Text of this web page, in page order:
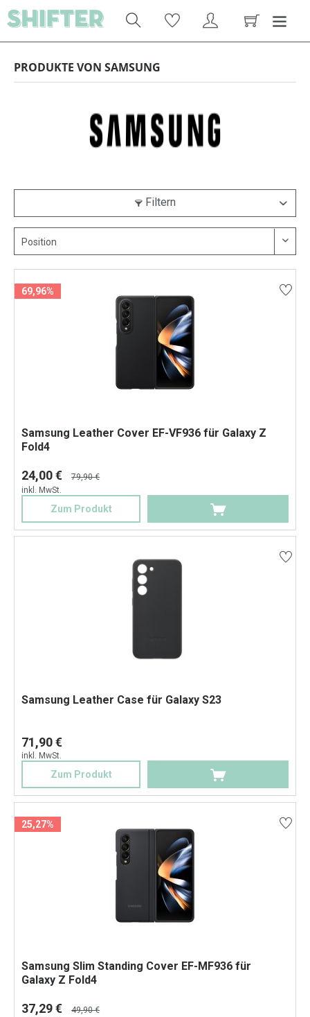
PRODUKTE VON SAMSUNG
Filtern
69,96%
Samsung Leather Cover EF-VF936 für Galaxy Z
Fold4
24,00 €
79,90 €
inkl. MwSt.
Zum Produkt
Samsung Leather Case für Galaxy S23
71,90 €
inkl. MwSt.
Zum Produkt
25,27%
Samsung Slim Standing Cover EF-MF936 für
Galaxy Z Fold4
37,29 €
49,90 €